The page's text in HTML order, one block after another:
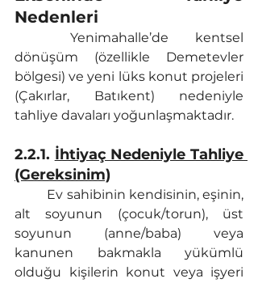
Nedenleri
dönüşüm (özellikle Demetevler
bölgesi) ve yeni lüks konut projeleri
(Çakırlar, Batıkent) nedeniyle
tahliye davaları yoğunlaşmaktadır.
2.2.1. İhtiyaç Nedeniyle Tahliye
(Gereksinim)
alt soyunun (çocuk/torun), üst
soyunun (anne/baba) veya
kanunen bakmakla yükümlü
olduğu kişilerin konut veya işyeri